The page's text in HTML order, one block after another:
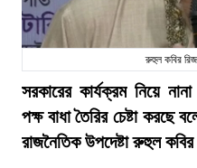
রুহুল কবির
সরকারের কার্যক্রম নিয়ে
পক্ষ বাধা তৈরির চেষ্টা করছে
রাজনৈতিক উপদেষ্টা রুহুল